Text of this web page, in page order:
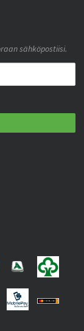
sähköpostiisi.